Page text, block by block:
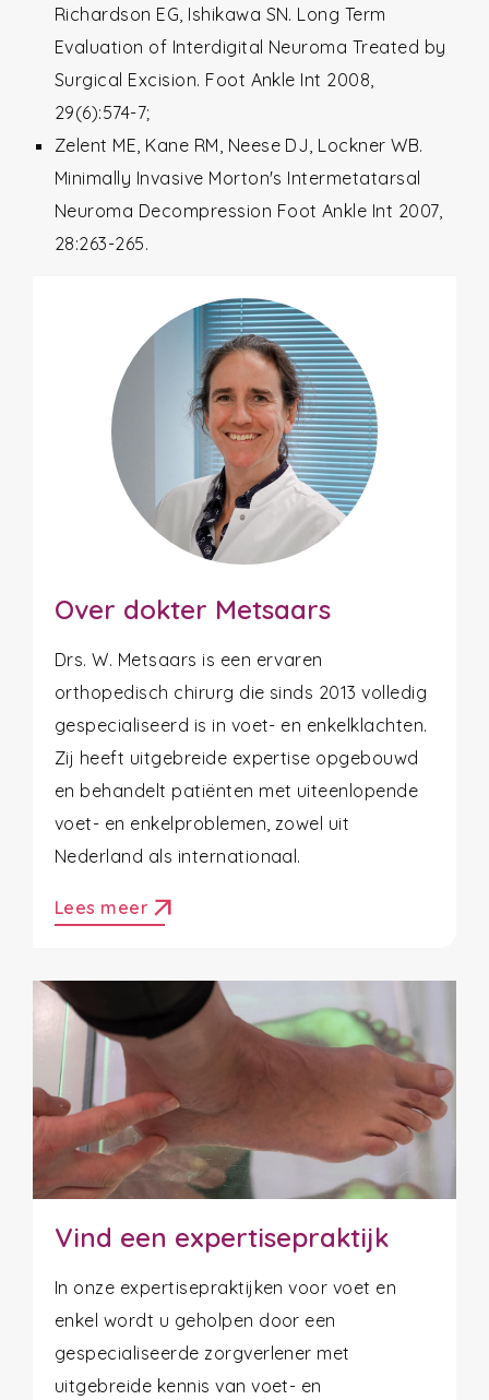
Richardson EG, Ishikawa SN. Long Term
Evaluation of Interdigital Neuroma Treated by
Surgical Excision. Foot Ankle Int 2008,
29(6):574-7;
Zelent ME, Kane RM, Neese DJ, Lockner WB.
Minimally Invasive Morton's Intermetatarsal
Neuroma Decompression Foot Ankle Int 2007,
28:263-265.
Over dokter Metsaars
Drs. W. Metsaars is een ervaren
orthopedisch chirurg die sinds 2013 volledig
gespecialiseerd is in voet- en enkelklachten.
Zij heeft uitgebreide expertise opgebouwd
en behandelt patiënten met uiteenlopende
voet- en enkelproblemen, zowel uit
Nederland als internationaal.
Lees meer arrow_outward
Vind een expertisepraktijk
In onze expertisepraktijken voor voet en
enkel wordt u geholpen door een
gespecialiseerde zorgverlener met
uitgebreide kennis van voet- en